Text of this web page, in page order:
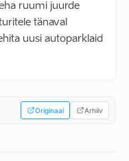
ruumi juurde
tänaval
uusi autoparklaid
Originaal Arhiiv